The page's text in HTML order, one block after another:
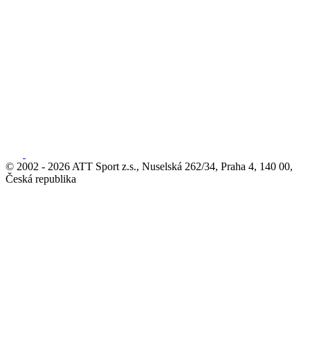
© 2002 - 2026 ATT Sport z.s., Nuselská 262/34, Praha 4, 140 00,
Česká republika